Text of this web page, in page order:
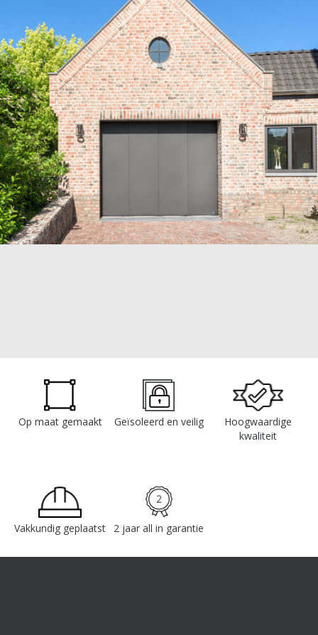
Op maat gemaakt Geïsoleerd en veilig
Hoogwaardige
kwaliteit
Vakkundig geplaatst 2 jaar all in garantie